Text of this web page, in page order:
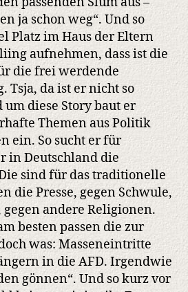
ja schon weg“. Und so
Platz im Haus der Eltern
aufnehmen, dass ist die
die frei werdende
Tsja, da ist er nicht so
diese Story baut er
Themen aus Politik
ein. So sucht er für
in Deutschland die
sind für das traditionelle
die Presse, gegen Schwule,
andere Religionen.
besten passen die zur
was: Masseneintritte
in die AFD. Irgendwie
gönnen“. Und so kurz vor